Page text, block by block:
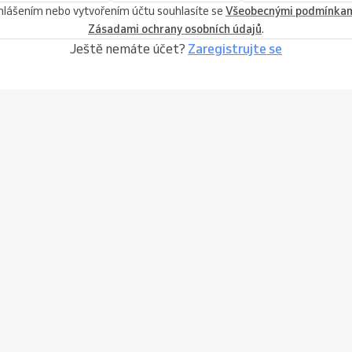
nebo vytvořením účtu souhlasíte se Všeobecnými
Zásadami ochrany osobních údajů.
Ještě nemáte účet? Zaregistrujte se